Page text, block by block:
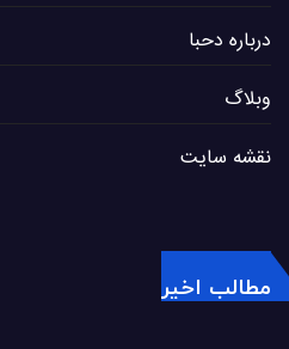
درباره دحبا
وبلاگ
نقشه سایت
مطالب اخیر